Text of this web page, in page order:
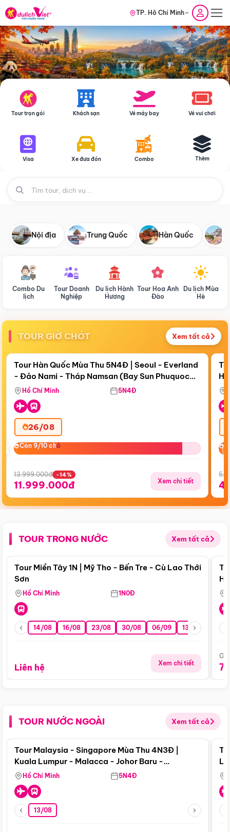
TP. Hồ Chí Minh
Tour trọn gói Khách sạn Vé máy bay Vé vui chơi
Visa Xe đưa đón Combo Thêm
Nội địa Trung Quốc Hàn Quốc
Combo Du
lịch
Tour Doanh
Nghiệp
Du lịch Hành
Hương
Tour Hoa Anh
Đào
Du lịch Mùa
Hè
TOUR GIỜ CHÓT Xem tất cả
Còn17 ngày 17:23:50
Bay Sun Phuquoc Airways
Điểm nổi bật
Tour Hàn Quốc Mùa Thu 5N4Đ | Seoul - Everland
- Đảo Nami - Tháp Namsan (Bay Sun Phuquoc
Airways)
Hồ Chí Minh 5N4Đ
26/08
Còn 9/10 chỗ
Còn 9/10 chỗ
13.999.000đ -14%
11.999.000đ Xem chi tiết
TOUR TRONG NƯỚC Xem tất cả
Điểm nổi bật
Tour Miền Tây 1N | Mỹ Tho - Bến Tre - Cù Lao Thới
Sơn
Hồ Chí Minh 1N0Đ
14/08 16/08 23/08 30/08 06/09 13/09 20/09
Liên hệ Xem chi tiết
TOUR NƯỚC NGOÀI Xem tất cả
Điểm nổi bật
Tour Malaysia - Singapore Mùa Thu 4N3Đ |
Kuala Lumpur - Malacca - Johor Baru -
Singapore
Hồ Chí Minh 5N4Đ
13/08